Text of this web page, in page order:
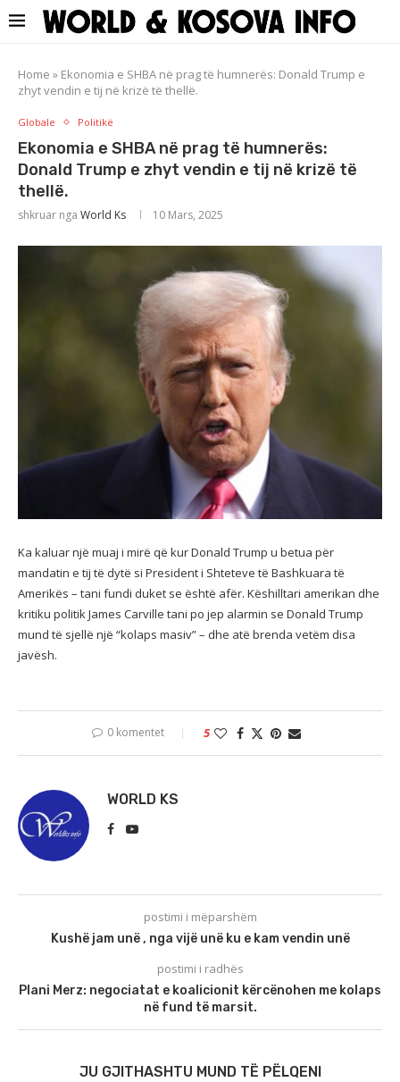
Home » Ekonomia e SHBA në prag të humnerës: Donald Trump e
zhyt vendin e tij në krizë të thellë.
Globale Politikë
Ekonomia e SHBA në prag të humnerës:
Donald Trump e zhyt vendin e tij në krizë të
thellë.
shkruar nga World Ks 10 Mars, 2025
Ka kaluar një muaj i mirë që kur Donald Trump u betua për
mandatin e tij të dytë si President i Shteteve të Bashkuara të
Amerikës – tani fundi duket se është afër. Këshilltari amerikan dhe
kritiku politik James Carville tani po jep alarmin se Donald Trump
mund të sjellë një “kolaps masiv” – dhe atë brenda vetëm disa
javësh.
0 komentet 5
WORLD KS
postimi i mëparshëm
Kushë jam unë , nga vijë unë ku e kam vendin unë
postimi i radhës
Plani Merz: negociatat e koalicionit kërcënohen me kolaps
në fund të marsit.
JU GJITHASHTU MUND TË PËLQENI